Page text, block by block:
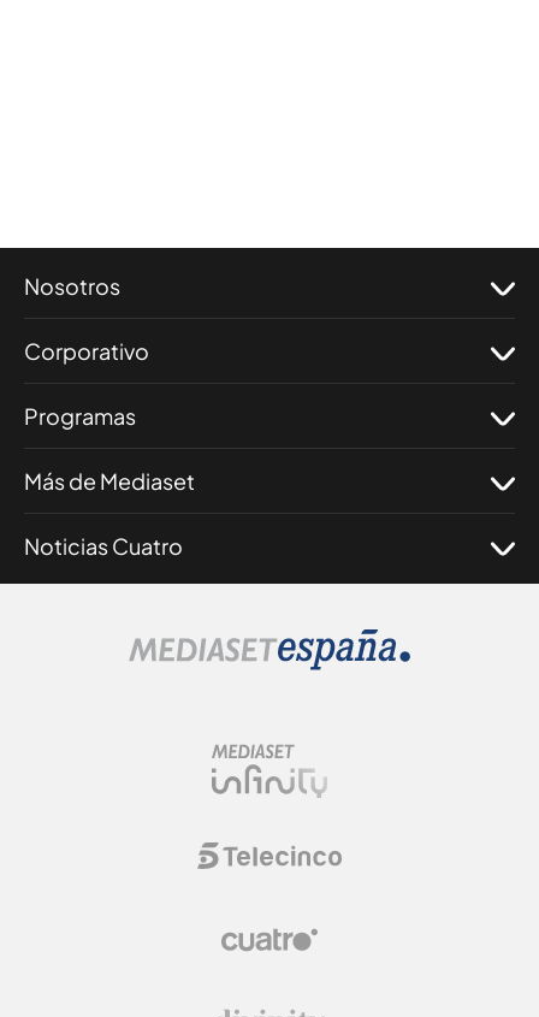
Nosotros
Corporativo
Programas
Más de Mediaset
Noticias Cuatro